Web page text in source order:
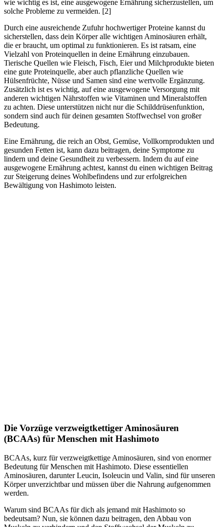
wie wichtig es ist, eine ausgewogene Ernährung sicherzustellen, um
solche Probleme zu vermeiden. [2]
Durch eine ausreichende Zufuhr hochwertiger Proteine kannst du
sicherstellen, dass dein Körper alle wichtigen Aminosäuren erhält,
die er braucht, um optimal zu funktionieren. Es ist ratsam, eine
Vielzahl von Proteinquellen in deine Ernährung einzubauen.
Tierische Quellen wie Fleisch, Fisch, Eier und Milchprodukte bieten
eine gute Proteinquelle, aber auch pflanzliche Quellen wie
Hülsenfrüchte, Nüsse und Samen sind eine wertvolle Ergänzung.
Zusätzlich ist es wichtig, auf eine ausgewogene Versorgung mit
anderen wichtigen Nährstoffen wie Vitaminen und Mineralstoffen
zu achten. Diese unterstützen nicht nur die Schilddrüsenfunktion,
sondern sind auch für deinen gesamten Stoffwechsel von großer
Bedeutung.
Eine Ernährung, die reich an Obst, Gemüse, Vollkornprodukten und
gesunden Fetten ist, kann dazu beitragen, deine Symptome zu
lindern und deine Gesundheit zu verbessern. Indem du auf eine
ausgewogene Ernährung achtest, kannst du einen wichtigen Beitrag
zur Steigerung deines Wohlbefindens und zur erfolgreichen
Bewältigung von Hashimoto leisten.
Die Vorzüge verzweigtkettiger Aminosäuren
(BCAAs) für Menschen mit Hashimoto
BCAAs, kurz für verzweigtkettige Aminosäuren, sind von enormer
Bedeutung für Menschen mit Hashimoto. Diese essentiellen
Aminosäuren, darunter Leucin, Isoleucin und Valin, sind für unseren
Körper unverzichtbar und müssen über die Nahrung aufgenommen
werden.
Warum sind BCAAs für dich als jemand mit Hashimoto so
bedeutsam? Nun, sie können dazu beitragen, den Abbau von